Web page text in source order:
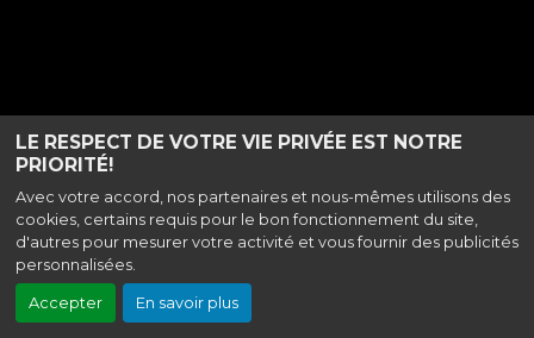
LE RESPECT DE VOTRE VIE PRIVÉE EST NOTRE
PRIORITÉ!
Avec votre accord, nos partenaires et nous-mêmes utilisons des
cookies, certains requis pour le bon fonctionnement du site,
d'autres pour mesurer votre activité et vous fournir des publicités
personnalisées.
Accepter En savoir plus